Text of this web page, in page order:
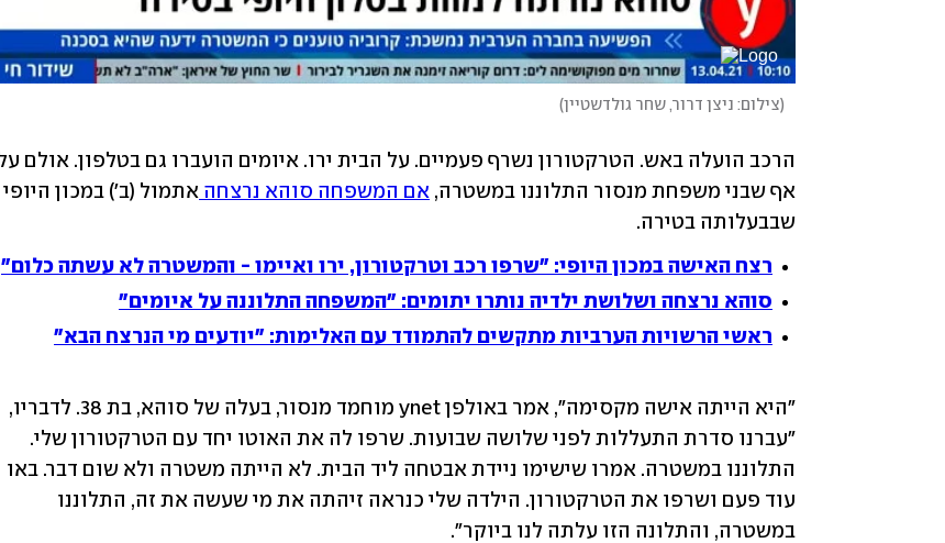
(צילום: ניצן דרור, שחר גולדשטיין)
אף שבני משפחת מנסור התלוננו במשטרה, אם המשפחה סוהא נרצחה
שבבעלותה בטירה.
רצח האישה במכון היופי: "שרפו רכב וטרקטורון, ירו ואיימו - והמשטרה לא עשתה כלום"
סוהא נרצחה ושלושת ילדיה נותרו יתומים: "המשפחה התלוננה על איומים"
ראשי הרשויות הערביות מתקשים להתמודד עם האלימות: "יודעים מי הנרצח הבא"
במשטרה, והתלונה הזו עלתה לנו ביוקר".